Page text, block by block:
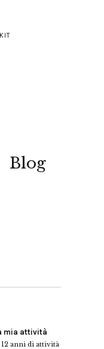
Blog
mia attività
anni di attività